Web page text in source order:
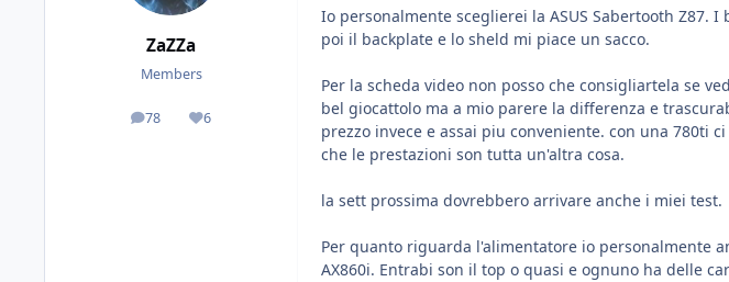
ZaZZa
Members
78
posts 6
Reputation
Io personalmente sceglierei la ASUS Sabertooth Z87.
poi il backplate e lo sheld mi piace un sacco.
Per la scheda video non posso che consigliartela se
bel giocattolo ma a mio parere la differenza e
prezzo invece e assai piu conveniente. con una 780ti
che le prestazioni son tutta un'altra cosa.
la sett prossima dovrebbero arrivare anche i miei test.
Per quanto riguarda l'alimentatore io personalmente
AX860i. Entrabi son il top o quasi e ognuno ha delle